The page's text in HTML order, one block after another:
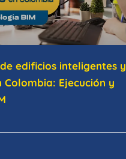
edificios inteligentes y
Colombia: Ejecución y